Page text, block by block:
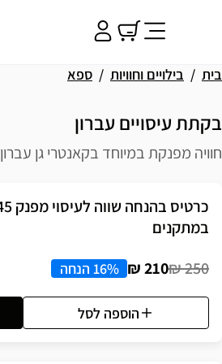
בית בילויים וחוויות ספא
בקתת עיסויים עברון
חוויה מפנקת במיוחד בקאנטרי גן עברון
במתקנים
250 ₪
210 ₪ 16% הנחה
הוספה לסל